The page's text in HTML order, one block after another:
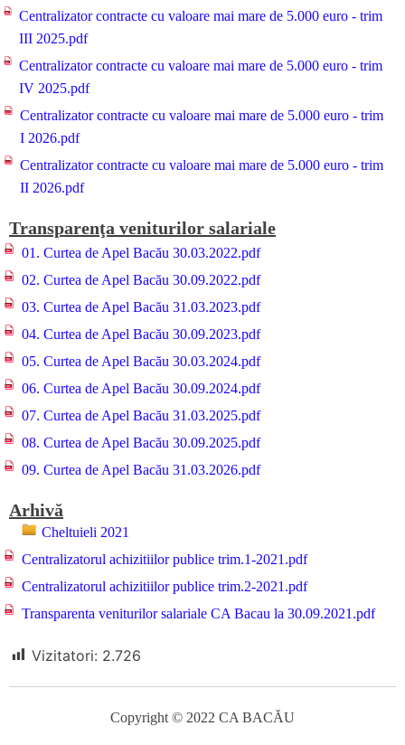
Centralizator contracte cu valoare mai mare de 5.000 euro - trim
III 2025.pdf
Centralizator contracte cu valoare mai mare de 5.000 euro - trim
IV 2025.pdf
Centralizator contracte cu valoare mai mare de 5.000 euro - trim
I 2026.pdf
Centralizator contracte cu valoare mai mare de 5.000 euro - trim
II 2026.pdf
Transparenţa veniturilor salariale
01. Curtea de Apel Bacău 30.03.2022.pdf
02. Curtea de Apel Bacău 30.09.2022.pdf
03. Curtea de Apel Bacău 31.03.2023.pdf
04. Curtea de Apel Bacău 30.09.2023.pdf
05. Curtea de Apel Bacău 30.03.2024.pdf
06. Curtea de Apel Bacău 30.09.2024.pdf
07. Curtea de Apel Bacău 31.03.2025.pdf
08. Curtea de Apel Bacău 30.09.2025.pdf
09. Curtea de Apel Bacău 31.03.2026.pdf
Arhivă
Cheltuieli 2021
Centralizatorul achizitiilor publice trim.1-2021.pdf
Centralizatorul achizitiilor publice trim.2-2021.pdf
Transparenta veniturilor salariale CA Bacau la 30.09.2021.pdf
Vizitatori: 2.726
Copyright © 2022 CA BACĂU